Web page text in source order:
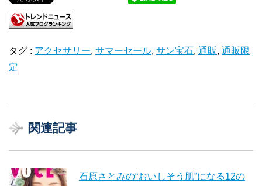
タグ : アクセサリー, サマーセール, サン宝石, 通販, 通販限
定
関連記事
石原さとみの“おいしそう肌”になる12の